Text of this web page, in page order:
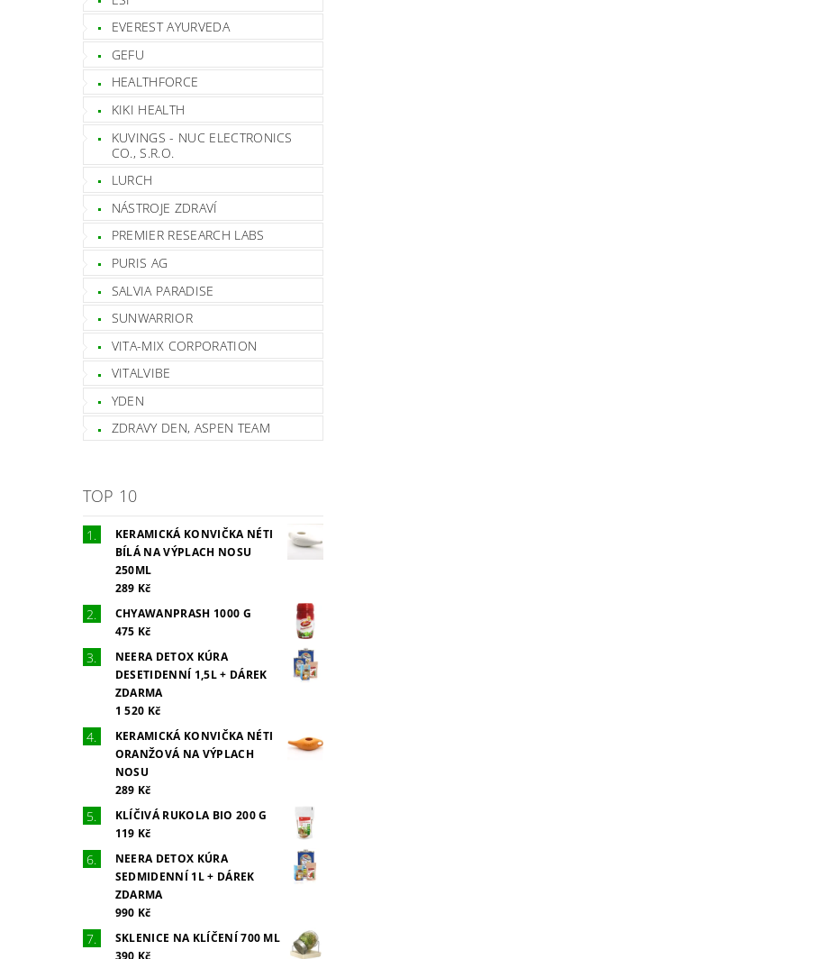
EVEREST AYURVEDA
GEFU
HEALTHFORCE
KIKI HEALTH
KUVINGS - NUC ELECTRONICS
CO., S.R.O.
LURCH
NÁSTROJE ZDRAVÍ
PREMIER RESEARCH LABS
PURIS AG
SALVIA PARADISE
SUNWARRIOR
VITA-MIX CORPORATION
VITALVIBE
YDEN
ZDRAVY DEN, ASPEN TEAM
TOP 10
KERAMICKÁ KONVIČKA NÉTI
BÍLÁ NA VÝPLACH NOSU
250ML
289 Kč
CHYAWANPRASH 1000 G
475 Kč
NEERA DETOX KÚRA
DESETIDENNÍ 1,5L + DÁREK
ZDARMA
1 520 Kč
KERAMICKÁ KONVIČKA NÉTI
ORANŽOVÁ NA VÝPLACH
NOSU
289 Kč
KLÍČIVÁ RUKOLA BIO 200 G
119 Kč
NEERA DETOX KÚRA
SEDMIDENNÍ 1L + DÁREK
ZDARMA
990 Kč
SKLENICE NA KLÍČENÍ 700 ML